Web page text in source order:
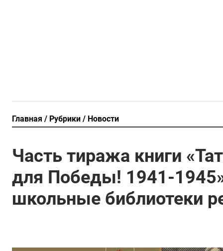
Главная Рубрики Новости
Часть тиража книги
для Победы! 1941-
школьные библиотеки